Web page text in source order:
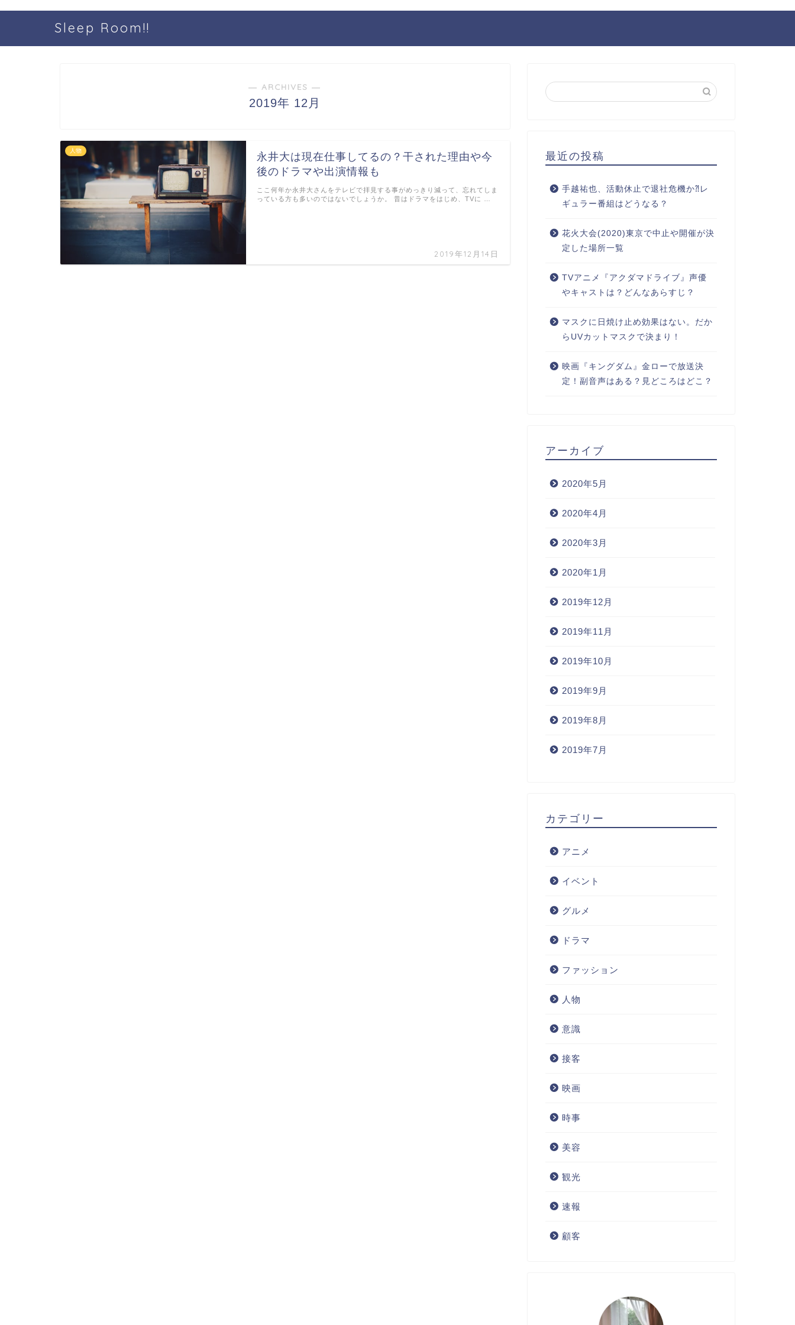
Sleep Room!!
― ARCHIVES ―
2019年 12月
人物
永井大は現在仕事してるの？干された理由や今
後のドラマや出演情報も
2019年12月14日
ここ何年か永井大さんをテレビで拝見する事がめっきり減って、忘れてしま
っている方も多いのではないでしょうか。 昔はドラマをはじめ、TVに …
最近の投稿
手越祐也、活動休止で退社危機か⁈レ
ギュラー番組はどうなる？
花火大会(2020)東京で中止や開催が決
定した場所一覧
TVアニメ『アクダマドライブ』声優
やキャストは？どんなあらすじ？
マスクに日焼け止め効果はない。だか
らUVカットマスクで決まり！
映画『キングダム』金ローで放送決
定！副音声はある？見どころはどこ？
アーカイブ
2020年5月
2020年4月
2020年3月
2020年1月
2019年12月
2019年11月
2019年10月
2019年9月
2019年8月
2019年7月
カテゴリー
アニメ
イベント
グルメ
ドラマ
ファッション
人物
意識
接客
映画
時事
美容
観光
速報
顧客